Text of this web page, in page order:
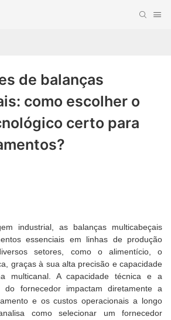
de balanças
como escolher o
certo para
industrial, as balanças multicabeçais
essenciais em linhas de produção
setores, como o alimentício, o
graças à sua alta precisão e capacidade
multicanal. A capacidade técnica e a
do fornecedor impactam diretamente a
e os custos operacionais a longo
como selecionar um fornecedor